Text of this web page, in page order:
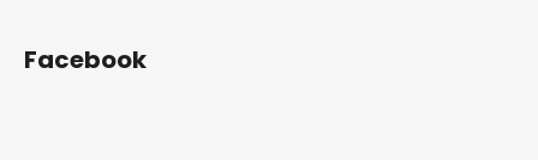
Facebook